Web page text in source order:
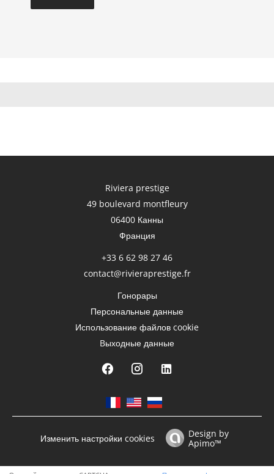
Riviera prestige
49 boulevard montfleury
06400 Канны
Франция
+33 6 62 98 27 46
contact@rivieraprestige.fr
Гонорары
Персональные данные
Использование файлов cookie
Bыходные данные
Изменить настройки cookies
Design by
Apimo™